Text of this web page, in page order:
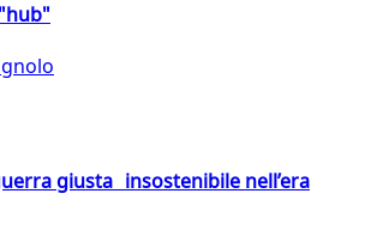
giusta insostenibile nell’era